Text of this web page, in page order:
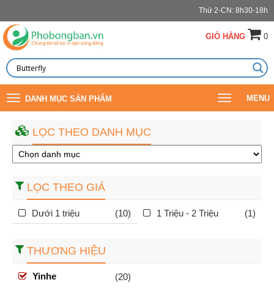
Thứ 2-CN: 8h30-18h
GIỎ HÀNG 0
Toggle
navigation
DANH MỤC SẢN PHẨM
Toggle
navigation
MENU
LỌC THEO DANH MỤC
LỌC THEO GIÁ
Dưới 1 triệu (10) 1 Triệu - 2 Triệu (1)
THƯƠNG HIỆU
Yinhe (20)